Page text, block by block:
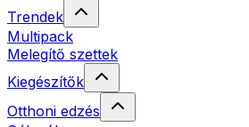
Trendek
Multipack
Melegítő szettek
Kiegészítők
Otthoni edzés